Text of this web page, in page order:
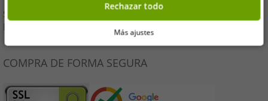
Su solicitud generalmente será respondida dentro de las 24
horas de lunes a viernes.
COMPRA DE FORMA SEGURA
Rechazar todo
Más ajustes